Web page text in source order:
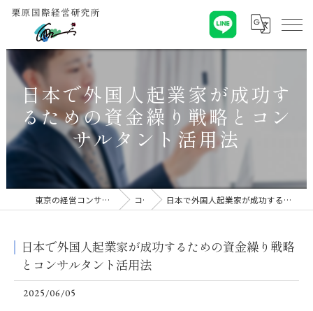
日本で外国人起業家が成功す
るための資金繰り戦略とコン
サルタント活用法
東京の経営コンサルなら栗原国際経営研究所 コラム 日本で外国人起業家が成功するための資金繰り戦略とコンサルタント活用法
日本で外国人起業家が成功するための資金繰り戦略
とコンサルタント活用法
2025/06/05